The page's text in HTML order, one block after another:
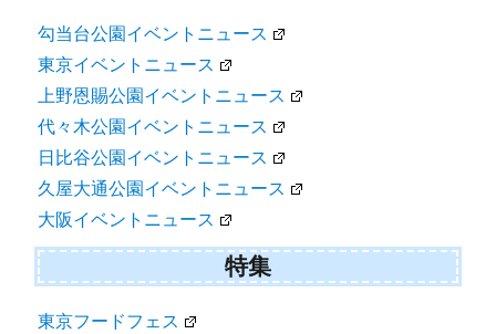
勾当台公園イベントニュース
東京イベントニュース
上野恩賜公園イベントニュース
代々木公園イベントニュース
日比谷公園イベントニュース
久屋大通公園イベントニュース
大阪イベントニュース
特集
東京フードフェス